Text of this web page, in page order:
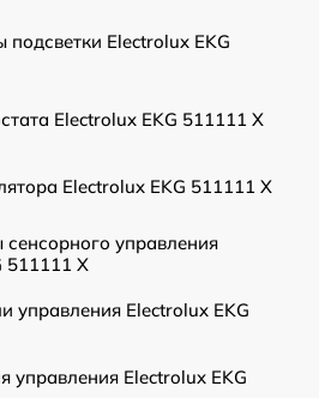
Electrolux EKG
Electrolux EKG 511111 X
Electrolux EKG 511111 X
управления
511111 X
управления Electrolux EKG
управления Electrolux EKG